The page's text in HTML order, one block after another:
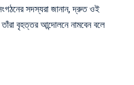
সদস্যরা জানান, দ্রুত ওই
বৃহত্তর আন্দোলনে নামবেন বলে